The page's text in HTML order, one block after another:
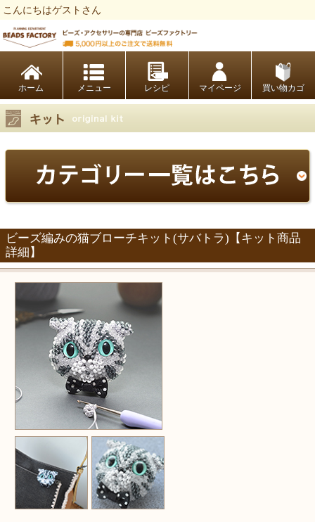
こんにちはゲストさん
ホーム レシピ マイページ 買い物カゴ
ビーズ編みの猫ブローチキット(サバトラ)【キット商品
詳細】